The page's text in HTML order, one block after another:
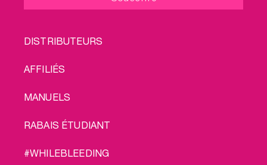
sont offerts !
FOOTER
DISTRIBUTEURS
AFFILIÉS
MANUELS
RABAIS ÉTUDIANT
#WHILEBLEEDING